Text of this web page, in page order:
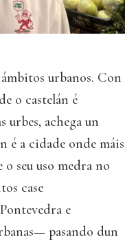
urbanos. Con
o castelán é
achega un
é a cidade onde máis
o seu uso medra no
case
e
pasando dun